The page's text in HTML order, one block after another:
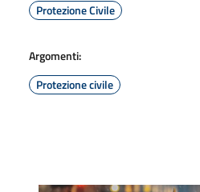
Protezione Civile
Argomenti:
Protezione civile